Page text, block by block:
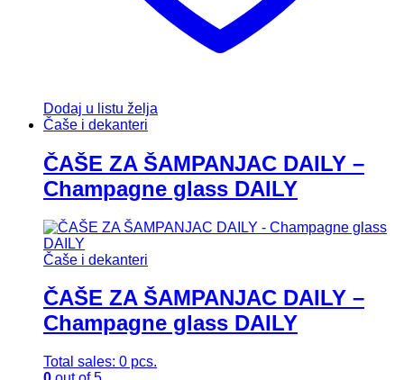
Dodaj u listu želja
Čaše i dekanteri
ČAŠE ZA ŠAMPANJAC DAILY –
Champagne glass DAILY
Čaše i dekanteri
ČAŠE ZA ŠAMPANJAC DAILY –
Champagne glass DAILY
Total sales: 0 pcs.